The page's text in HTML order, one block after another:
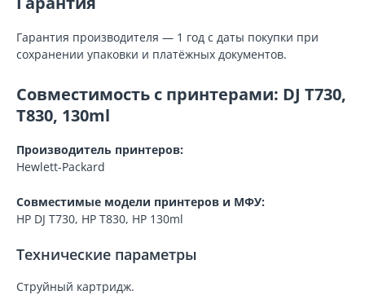
Гарантия производителя — 1 год с даты покупки при
сохранении упаковки и платёжных документов.
Совместимость с принтерами: DJ T730,
T830, 130ml
Производитель принтеров:
Hewlett-Packard
Совместимые модели принтеров и МФУ:
HP DJ T730, HP T830, HP 130ml
Технические параметры
Струйный картридж.